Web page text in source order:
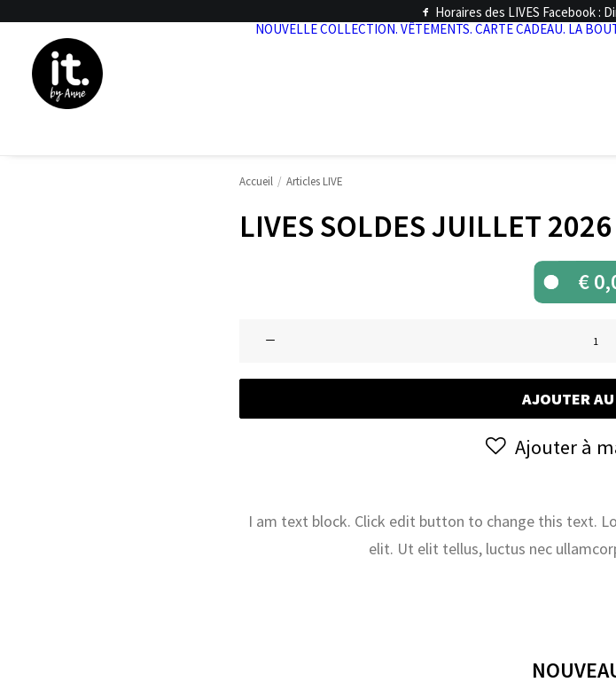
Horaires des LIVES Facebook :
NOUVELLE COLLECTION. VÊTEMENTS. CARTE CADEAU. LA
Accueil Articles LIVE
LIVES SOLDES JUILLET 2026
€
AJOUTER
Ajouter à
I am text block. Click edit button to change this text.
elit. Ut elit tellus, luctus nec